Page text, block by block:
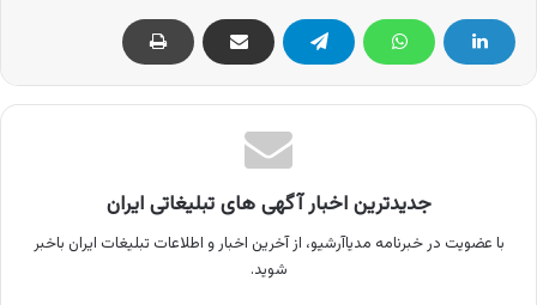
جدیدترین اخبار آگهی های تبلیغاتی ایران
با عضویت در خبرنامه مدیاآرشیو، از آخرین اخبار و اطلاعات تبلیغات ایران باخبر
شوید.